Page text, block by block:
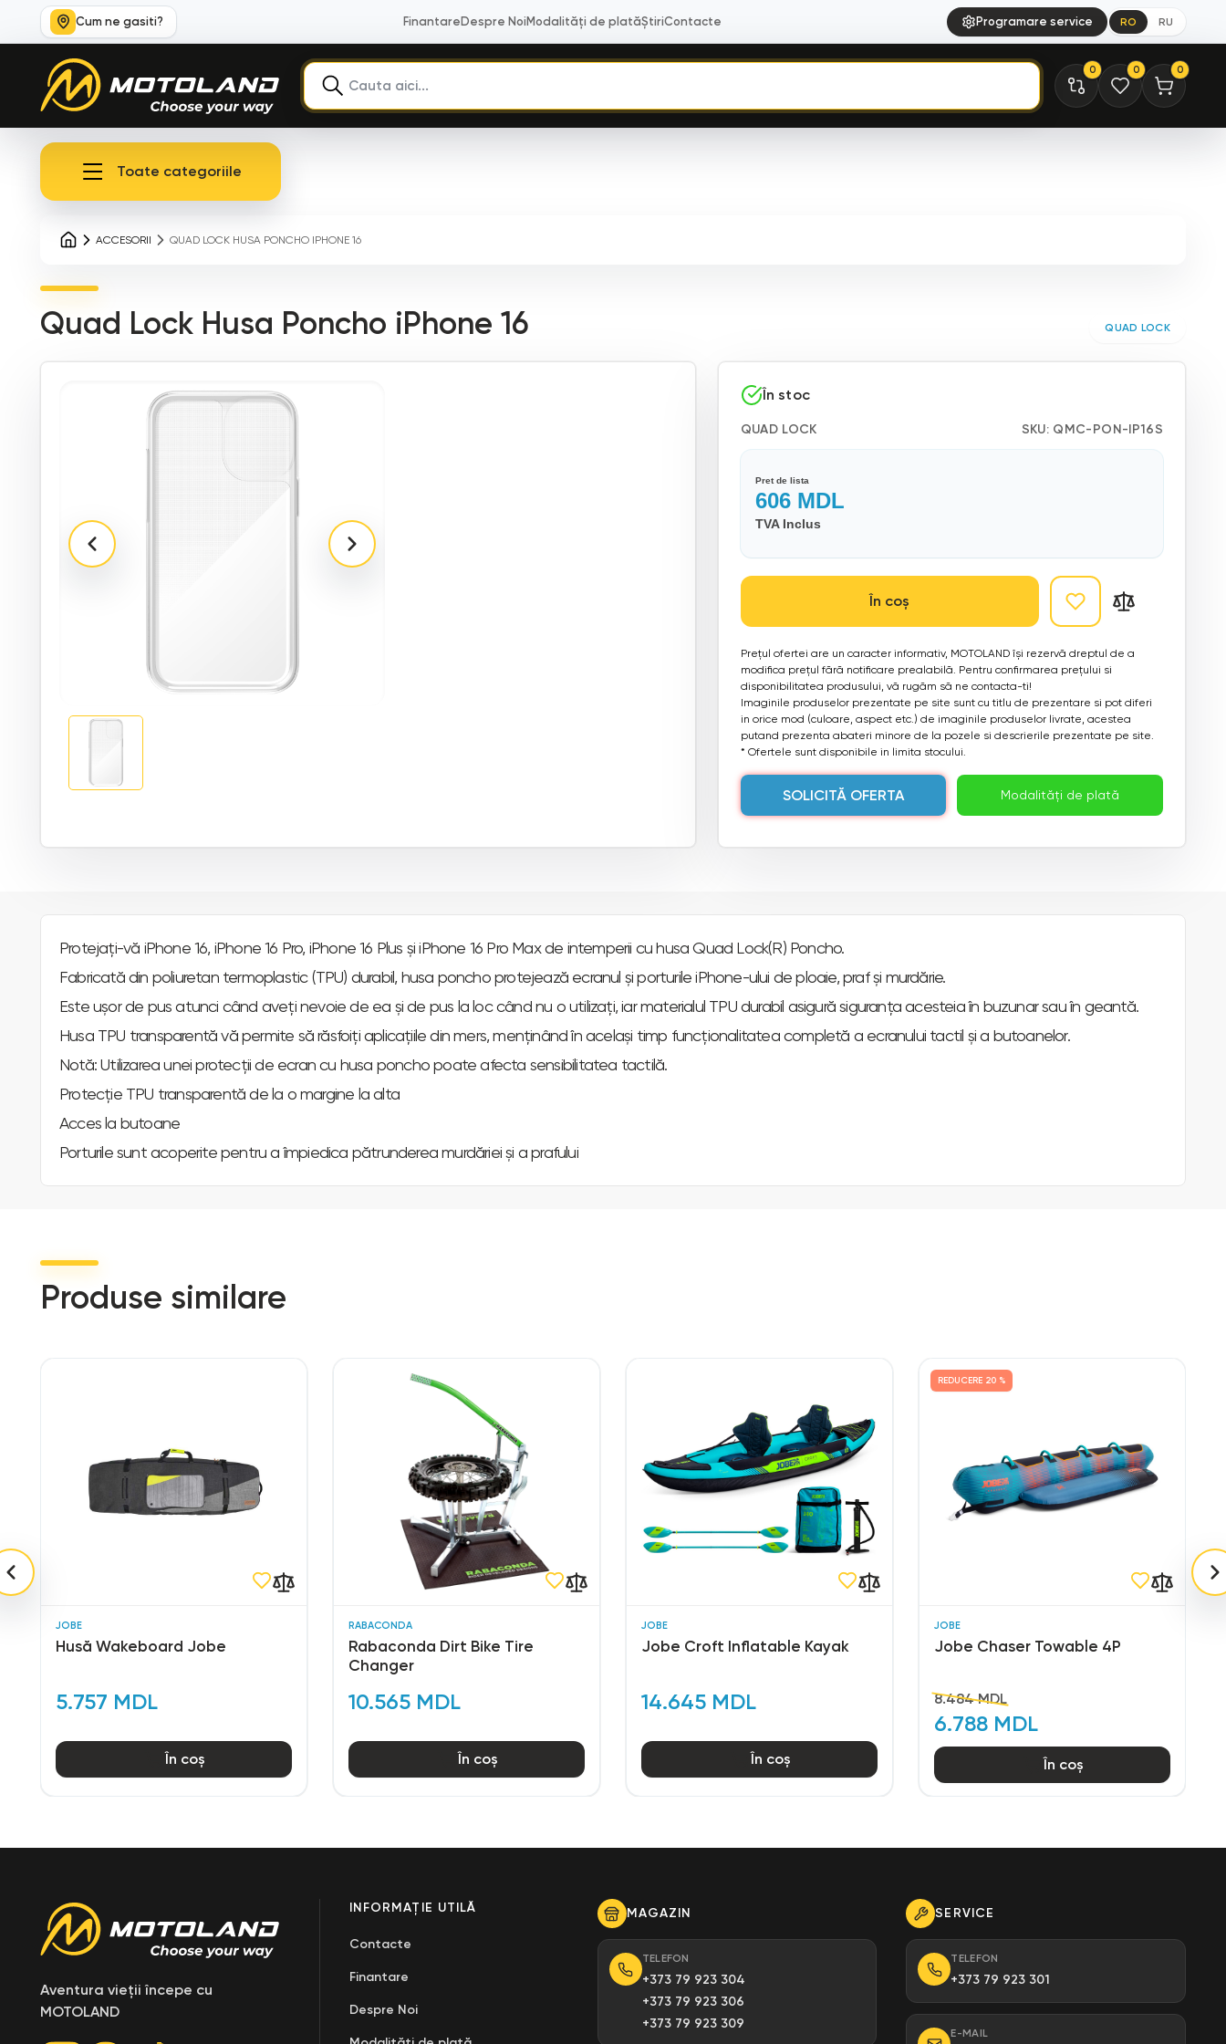
Cum ne gasiti? Finantare Despre Noi Modalități de platăȘtiriContacte Programare service RO RU
0 0 0
Toate categoriile
ACCESORII QUAD LOCK HUSA PONCHO IPHONE 16
Quad Lock Husa Poncho iPhone 16 QUAD LOCK
În stoc
QUAD LOCK SKU: QMC-PON-IP16S
Pret de lista
606MDL
TVA Inclus
În coș
Prețul ofertei are un caracter informativ, MOTOLAND își rezervă dreptul de a
modifica prețul fără notificare prealabilă. Pentru confirmarea prețului si
disponibilitatea produsului, vă rugăm să ne contacta-ti!
Imaginile produselor prezentate pe site sunt cu titlu de prezentare si pot diferi
in orice mod (culoare, aspect etc.) de imaginile produselor livrate, acestea
putand prezenta abateri minore de la pozele si descrierile prezentate pe site.
* Ofertele sunt disponibile in limita stocului.
SOLICITĂ OFERTA Modalități de plată
Protejați-vă iPhone 16, iPhone 16 Pro, iPhone 16 Plus și iPhone 16 Pro Max de intemperii cu husa Quad Lock(R) Poncho.
Fabricată din poliuretan termoplastic (TPU) durabil, husa poncho protejează ecranul și porturile iPhone-ului de ploaie, praf și murdărie.
Este ușor de pus atunci când aveți nevoie de ea și de pus la loc când nu o utilizați, iar materialul TPU durabil asigură siguranța acesteia în buzunar sau în geantă.
Husa TPU transparentă vă permite să răsfoiți aplicațiile din mers, menținând în același timp funcționalitatea completă a ecranului tactil și a butoanelor.
Notă: Utilizarea unei protecții de ecran cu husa poncho poate afecta sensibilitatea tactilă.
Protecție TPU transparentă de la o margine la alta
Acces la butoane
Porturile sunt acoperite pentru a împiedica pătrunderea murdăriei și a prafului
Produse similare
JOBE
Husă Wakeboard Jobe
5.757 MDL
În coș
RABACONDA
Rabaconda Dirt Bike Tire
Changer
10.565 MDL
În coș
JOBE
Jobe Croft Inflatable Kayak
14.645 MDL
În coș
JOBE
Jobe Chaser Towable 4P
8.484 MDL
6.788 MDL
REDUCERE 20 %
În coș
Aventura vieții începe cu
MOTOLAND
INFORMAȚIE UTILĂ
Contacte
Finantare
Despre Noi
MAGAZIN
TELEFON
+373 79 923 304
+373 79 923 306
+373 79 923 309
SERVICE
TELEFON
+373 79 923 301
E-MAIL